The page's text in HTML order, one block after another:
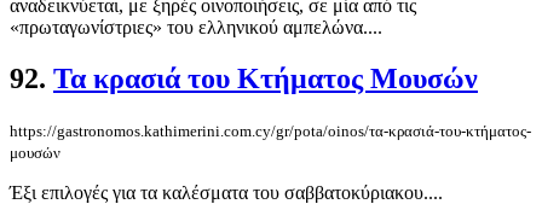
αναδεικνύεται, με ξηρές οινοποιήσεις, σε μία από τις
«πρωταγωνίστριες» του ελληνικού αμπελώνα....
92. Τα κρασιά του Κτήματος Μουσών
https://gastronomos.kathimerini.com.cy/gr/pota/oinos/τα-κρασιά-του-κτήματος-
μουσών
Έξι επιλογές για τα καλέσματα του σαββατοκύριακου....